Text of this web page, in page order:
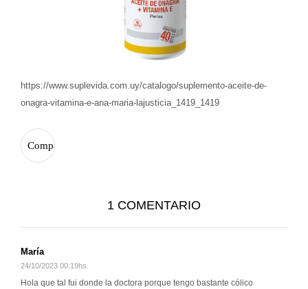
https://www.suplevida.com.uy/catalogo/suplemento-aceite-de-
onagra-vitamina-e-ana-maria-lajusticia_1419_1419
1 COMENTARIO
María
24/10/2023 00:19hs.
Hola que tal fui donde la doctora porque tengo bastante cólico